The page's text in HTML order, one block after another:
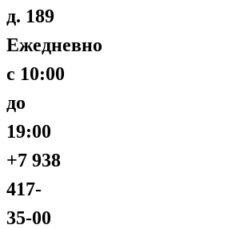
д. 189
Ежедневно
с 10:00
до
19:00
+7 938
417-
35-00